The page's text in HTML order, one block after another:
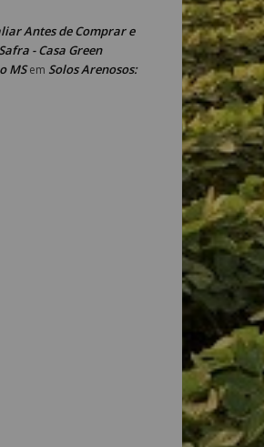
Antes de Comprar e
- Casa Green
MSem Solos Arenosos: